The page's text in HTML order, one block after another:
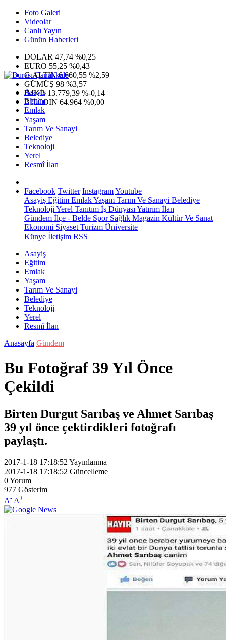
Foto Galeri
Videolar
Canlı Yayın
Günün Haberleri
DOLAR 47,74 %0,25
EURO 55,25 %0,43
G.ALTIN6.660,55 %2,59
GÜMÜŞ 98 %3,57
IMKB 13.779,39 %-0,14
BITCOIN 64.964 %0,00
Asayiş
Eğitim
Emlak
Yaşam
Tarım Ve Sanayi
Belediye
Teknoloji
Yerel
Resmî İlan
Facebook Twitter InstagramYoutube
Asayiş Eğitim EmlakYaşam Tarım Ve Sanayi Belediye
Teknoloji Yerel Tanıtım İş Dünyası Yatırım İlan
Gündem İlçe - Belde SporSağlık Magazin Kültür Ve Sanat
Ekonomi Siyaset Turizm Üniversite
Künye İletişim RSS
Asayiş
Eğitim
Emlak
Yaşam
Tarım Ve Sanayi
Belediye
Teknoloji
Yerel
Resmî İlan
Anasayfa Gündem
Bu Fotoğraf 39 Yıl Önce
Çekildi
Birten Durgut Sarıbaş ve Ahmet Sarıbaş
39 yıl önce çektirdikleri fotoğrafı
paylaştı.
2017-1-18 17:18:52 Yayınlanma
2017-1-18 17:18:52 Güncelleme
0Yorum
977 Gösterim
A- A+